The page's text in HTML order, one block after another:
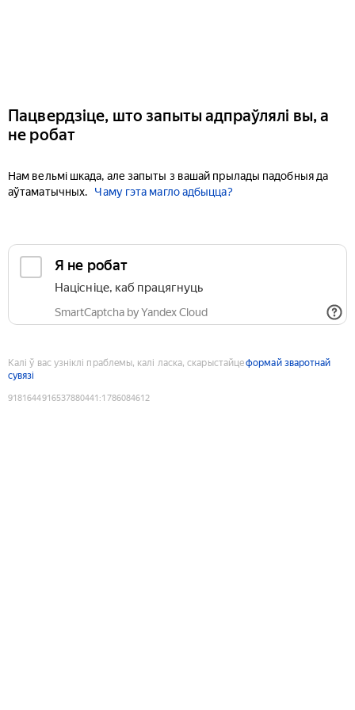
Пацвердзіце, што запыты адпраўлялі вы, а
не робат
Нам вельмі шкада, але запыты з вашай прылады падобныя да
аўтаматычных.
Чаму гэта магло адбыцца?
Я не робат
Націсніце, каб працягнуць
SmartCaptcha by Yandex Cloud
Калі ў вас узніклі праблемы, калі ласка, скарыстайцеформай зваротнай
сувязі
9181644916537880441 :1786084612